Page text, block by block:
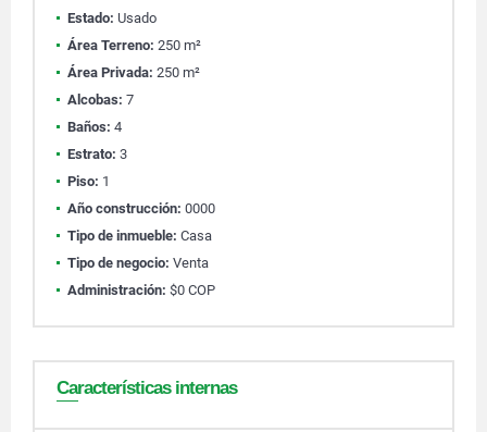
Estado: Usado
Área Terreno: 250 m²
Área Privada: 250 m²
Alcobas: 7
Baños: 4
Estrato: 3
Piso: 1
Año construcción: 0000
Tipo de inmueble: Casa
Tipo de negocio: Venta
Administración: $0 COP
Características internas